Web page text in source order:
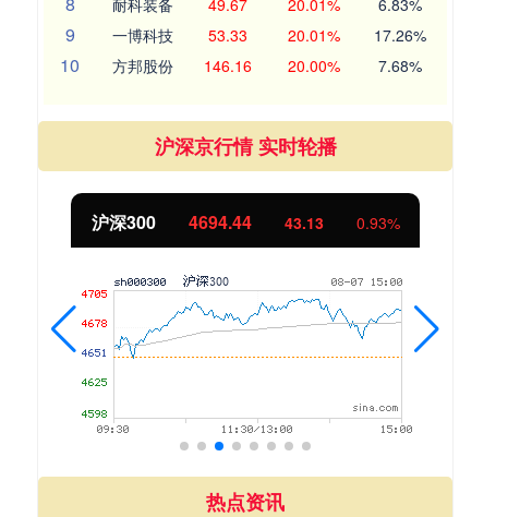
耐科装备 49.67 20.01% 6.83%
9 一博科技 53.33 20.01% 17.26%
10 方邦股份 146.16 20.00% 7.68%
沪深京行情 实时轮播
北证50 1134.24 11.37 1.01%
热点资讯